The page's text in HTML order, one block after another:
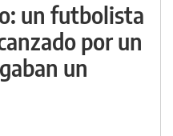
un futbolista
por un
un